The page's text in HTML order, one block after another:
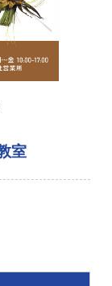
室